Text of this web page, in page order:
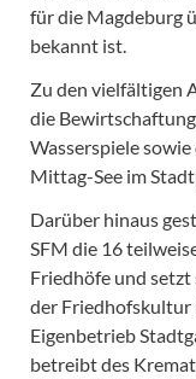
für die Magdeburg
bekannt ist.
Zu den vielfältigen
die
Wasserspiele
Mittag-See im
Darüber hinaus
SFM die 16
Friedhöfe und
der
Eigenbetrieb
betreibt des